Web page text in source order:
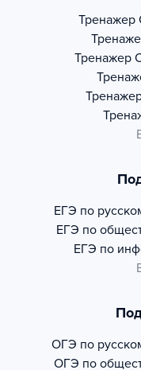
Тренажер
Тренажер
ЕГЭ по
ЕГЭ по
ЕГЭ по
ОГЭ по
ОГЭ по